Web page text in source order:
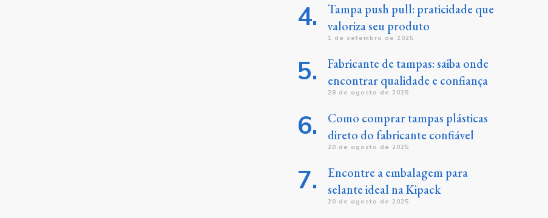
Tampa push pull: praticidade que
valoriza seu produto
1 de setembro de 2025
Fabricante de tampas: saiba onde
encontrar qualidade e confiança
28 de agosto de 2025
Como comprar tampas plásticas
direto do fabricante confiável
20 de agosto de 2025
Encontre a embalagem para
selante ideal na Kipack
20 de agosto de 2025